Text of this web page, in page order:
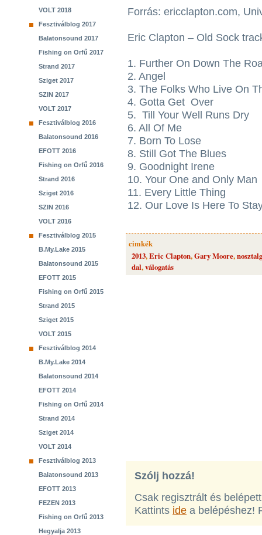
VOLT 2018
Fesztiválblog 2017
Balatonsound 2017
Fishing on Orfű 2017
Strand 2017
Sziget 2017
SZIN 2017
VOLT 2017
Fesztiválblog 2016
Balatonsound 2016
EFOTT 2016
Fishing on Orfű 2016
Strand 2016
Sziget 2016
SZIN 2016
VOLT 2016
Fesztiválblog 2015
B.My.Lake 2015
Balatonsound 2015
EFOTT 2015
Fishing on Orfű 2015
Strand 2015
Sziget 2015
VOLT 2015
Fesztiválblog 2014
B.My.Lake 2014
Balatonsound 2014
EFOTT 2014
Fishing on Orfű 2014
Strand 2014
Sziget 2014
VOLT 2014
Fesztiválblog 2013
Balatonsound 2013
EFOTT 2013
FEZEN 2013
Fishing on Orfű 2013
Hegyalja 2013
Forrás: ericclapton.com,
Eric Clapton – Old Sock
1. Further On Down The
2. Angel
3. The Folks Who Live On
4. Gotta Get Over
5. Till Your Well Runs Dry
6. All Of Me
7. Born To Lose
8. Still Got The Blues
9. Goodnight Irene
10. Your One and Only Man
11. Every Little Thing
12. Our Love Is Here To
cimkék
2013,Eric Clapton,Gary Moore,
dal,válogatás
Szólj hozzá!
Csak regisztrált és
Kattints ide a belépéshez!